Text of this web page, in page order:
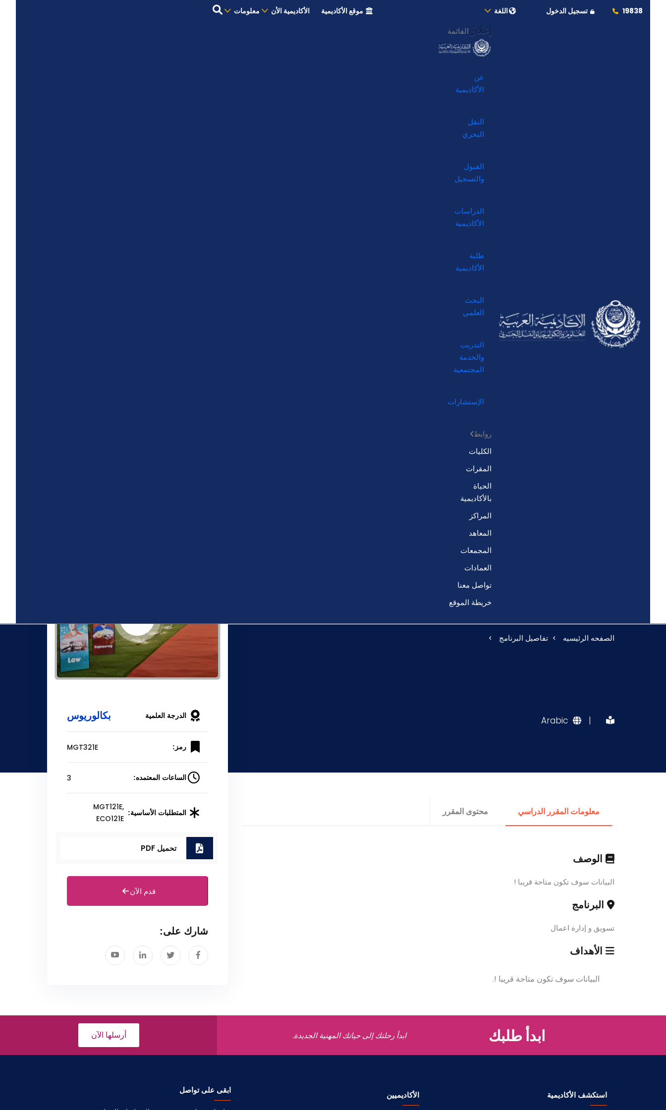
19838 تسجيل الدخول اللغة موقع الأكاديمية الأكاديمية الأن معلومات
إغلاق القائمة
عن
الأكاديمية
النقل
البحري
القبول
والتسجيل
الدراسات
الأكاديمية
طلبة
الأكاديمية
البحث
العلمي
التدريب
والخدمة
المجتمعية
الإستشارات
روابط
الكليات
المقرات
الحياة
بالأكاديمية
المراكز
المعاهد
المجمعات
العمادات
تواصل معنا
خريطة الموقع
الصفحه الرئيسيه تفاصيل البرنامج
|
Arabic
معلومات المقرر الدراسي محتوى المقرر
الوصف
البيانات سوف تكون متاحة قريبا !
البرنامج
تسويق و إدارة اعمال
الأهداف
البيانات سوف تكون متاحة قريبا !.
الدرجة العلمية بكالوريوس
رمز: MGT321E
الساعات المعتمده: 3
المتطلبات الأساسية:
MGT121E,
ECO121E
تحميل PDF
قدم الآن
شارك على:
ابدأ طلبك ابدأ رحلتك إلى حياتك المهنية الجديدة. أرسلها الآن
استكشف الأكاديمية الأكاديميين
ابقى على تواصل